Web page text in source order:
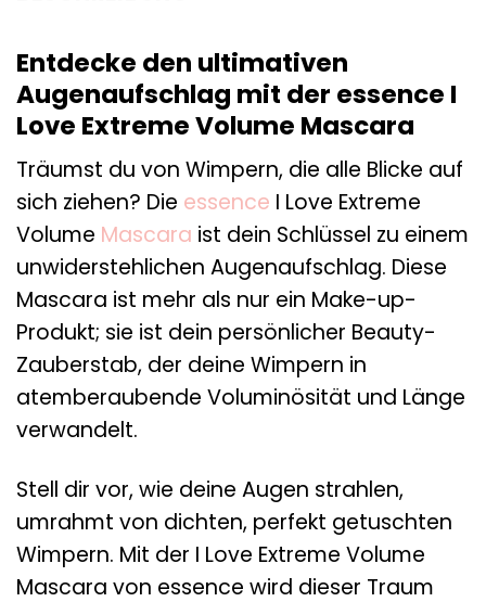
Entdecke den ultimativen
Augenaufschlag mit der essence I
Love Extreme Volume Mascara
Träumst du von Wimpern, die alle Blicke auf
sich ziehen? Die essence I Love Extreme
Volume Mascara ist dein Schlüssel zu einem
unwiderstehlichen Augenaufschlag. Diese
Mascara ist mehr als nur ein Make-up-
Produkt; sie ist dein persönlicher Beauty-
Zauberstab, der deine Wimpern in
atemberaubende Voluminösität und Länge
verwandelt.
Stell dir vor, wie deine Augen strahlen,
umrahmt von dichten, perfekt getuschten
Wimpern. Mit der I Love Extreme Volume
Mascara von essence wird dieser Traum